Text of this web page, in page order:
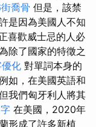
喬骨 但是，該禁
是因為美國人不知
喜歡威士忌的人必
除了國家的特徵之
化 對單詞本身的
如，在美國英語和
我們匈牙利人將其
在美國，2020年
形成了許多新植